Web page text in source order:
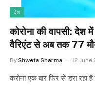
देश
कोरोना की वापसी: देश
वैरिएंट से अब तक 77
By Shweta Sharma 12 June
करोना एक बार फिर से डरा रहा